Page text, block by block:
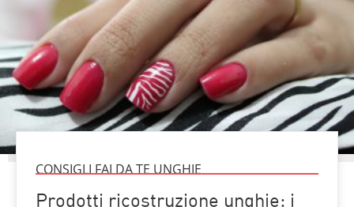
CONSIGLI FAI DA TE UNGHIE
Prodotti ricostruzione unghie: i